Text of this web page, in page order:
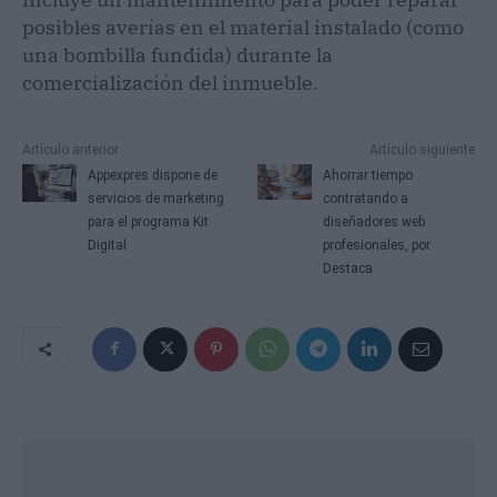
posibles averías en el material instalado (como
una bombilla fundida) durante la
comercialización del inmueble.
Artículo anterior
Appexpres dispone de
servicios de marketing
para el programa Kit
Digital
Artículo siguiente
Ahorrar tiempo
contratando a
diseñadores web
profesionales, por
Destaca